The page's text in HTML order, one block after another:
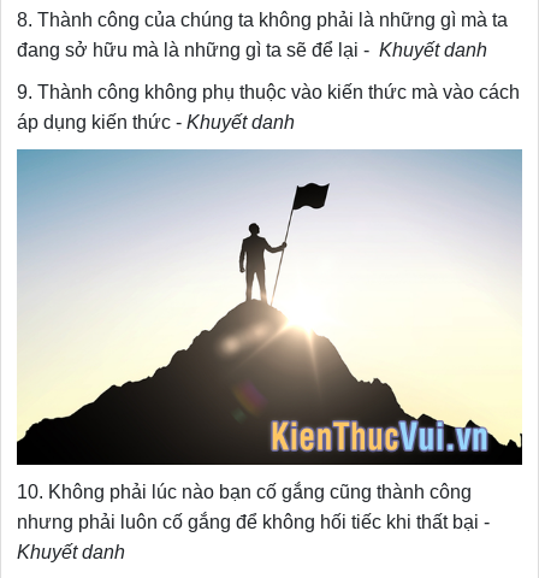
8. Thành công của chúng ta không phải là những gì mà ta
đang sở hữu mà là những gì ta sẽ để lại -Khuyết danh
9. Thành công không phụ thuộc vào kiến thức mà vào cách
áp dụng kiến thức -Khuyết danh
10. Không phải lúc nào bạn cố gắng cũng thành công
nhưng phải luôn cố gắng để không hối tiếc khi thất bại -
Khuyết danh